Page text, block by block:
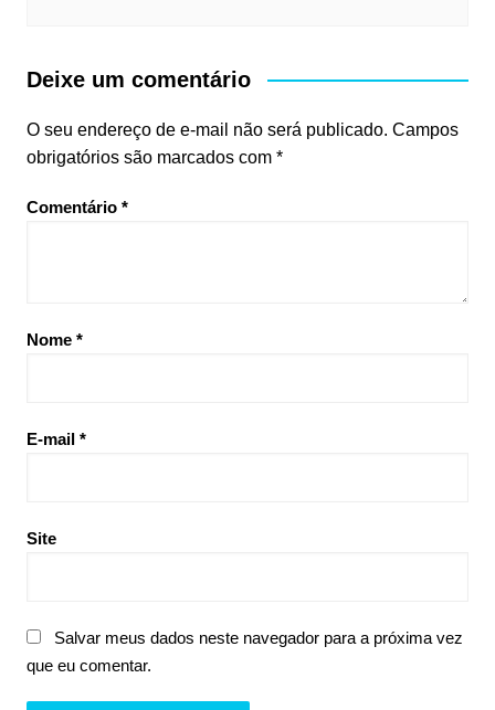
Deixe um comentário
O seu endereço de e-mail não será publicado. Campos
obrigatórios são marcados com *
Comentário *
Nome *
E-mail *
Site
Salvar meus dados neste navegador para a próxima vez
que eu comentar.